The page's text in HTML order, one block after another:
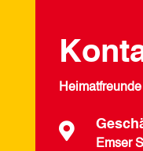

Emser